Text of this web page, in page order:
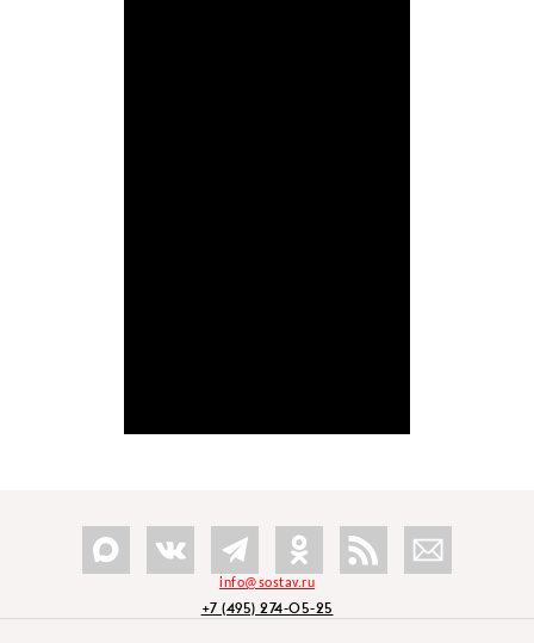
info@sostav.ru
+7 (495) 274-05-25